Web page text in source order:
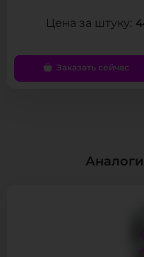
Заказать сейчас